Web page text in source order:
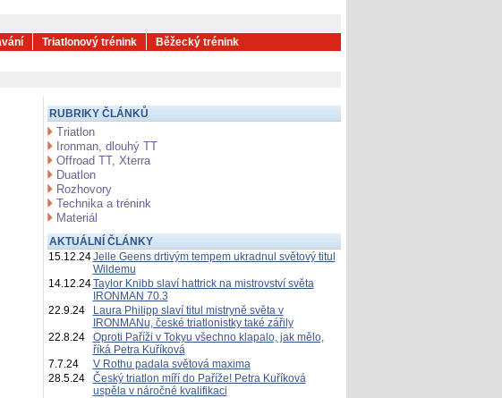
Triatlonový trénink Běžecký trénink
RUBRIKY ČLÁNKŮ
Triatlon
Ironman, dlouhý TT
Offroad TT, Xterra
Duatlon
Rozhovory
Technika a trénink
Materiál
AKTUÁLNÍ ČLÁNKY
15.12.24Jelle Geens drtivým tempem ukradnul světový titul
Wildemu
14.12.24Taylor Knibb slaví hattrick na mistrovství světa
IRONMAN 70.3
22.9.24
Laura Philipp slaví titul mistryně světa v
IRONMANu, české triatlonistky také zářily
22.8.24
Oproti Paříži v Tokyu všechno klapalo, jak mělo,
říká Petra Kuříková
7.7.24
V Rothu padala světová maxima
28.5.24
Český triatlon míří do Paříže! Petra Kuříková
uspěla v náročné kvalifikaci